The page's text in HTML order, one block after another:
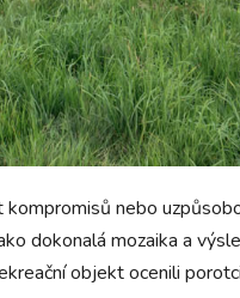
nebo
dokonalá mozaika a
objekt ocenili